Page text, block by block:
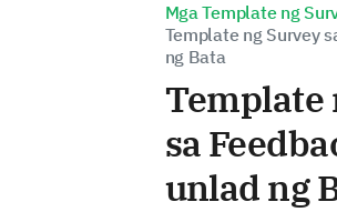
Mga Template ng
Template ng Survey
ng Bata
Template
sa
unlad ng